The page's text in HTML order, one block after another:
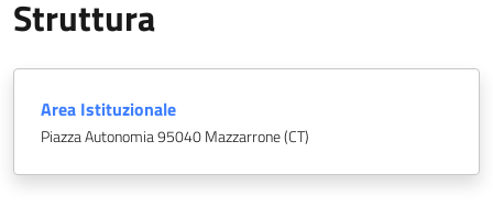
Struttura
Area Istituzionale
Piazza Autonomia 95040 Mazzarrone (CT)